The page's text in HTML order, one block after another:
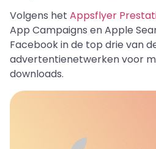
Volgens het Appsflyer
App Campaigns en Apple
Facebook in de top drie van
advertentienetwerken voor
downloads.